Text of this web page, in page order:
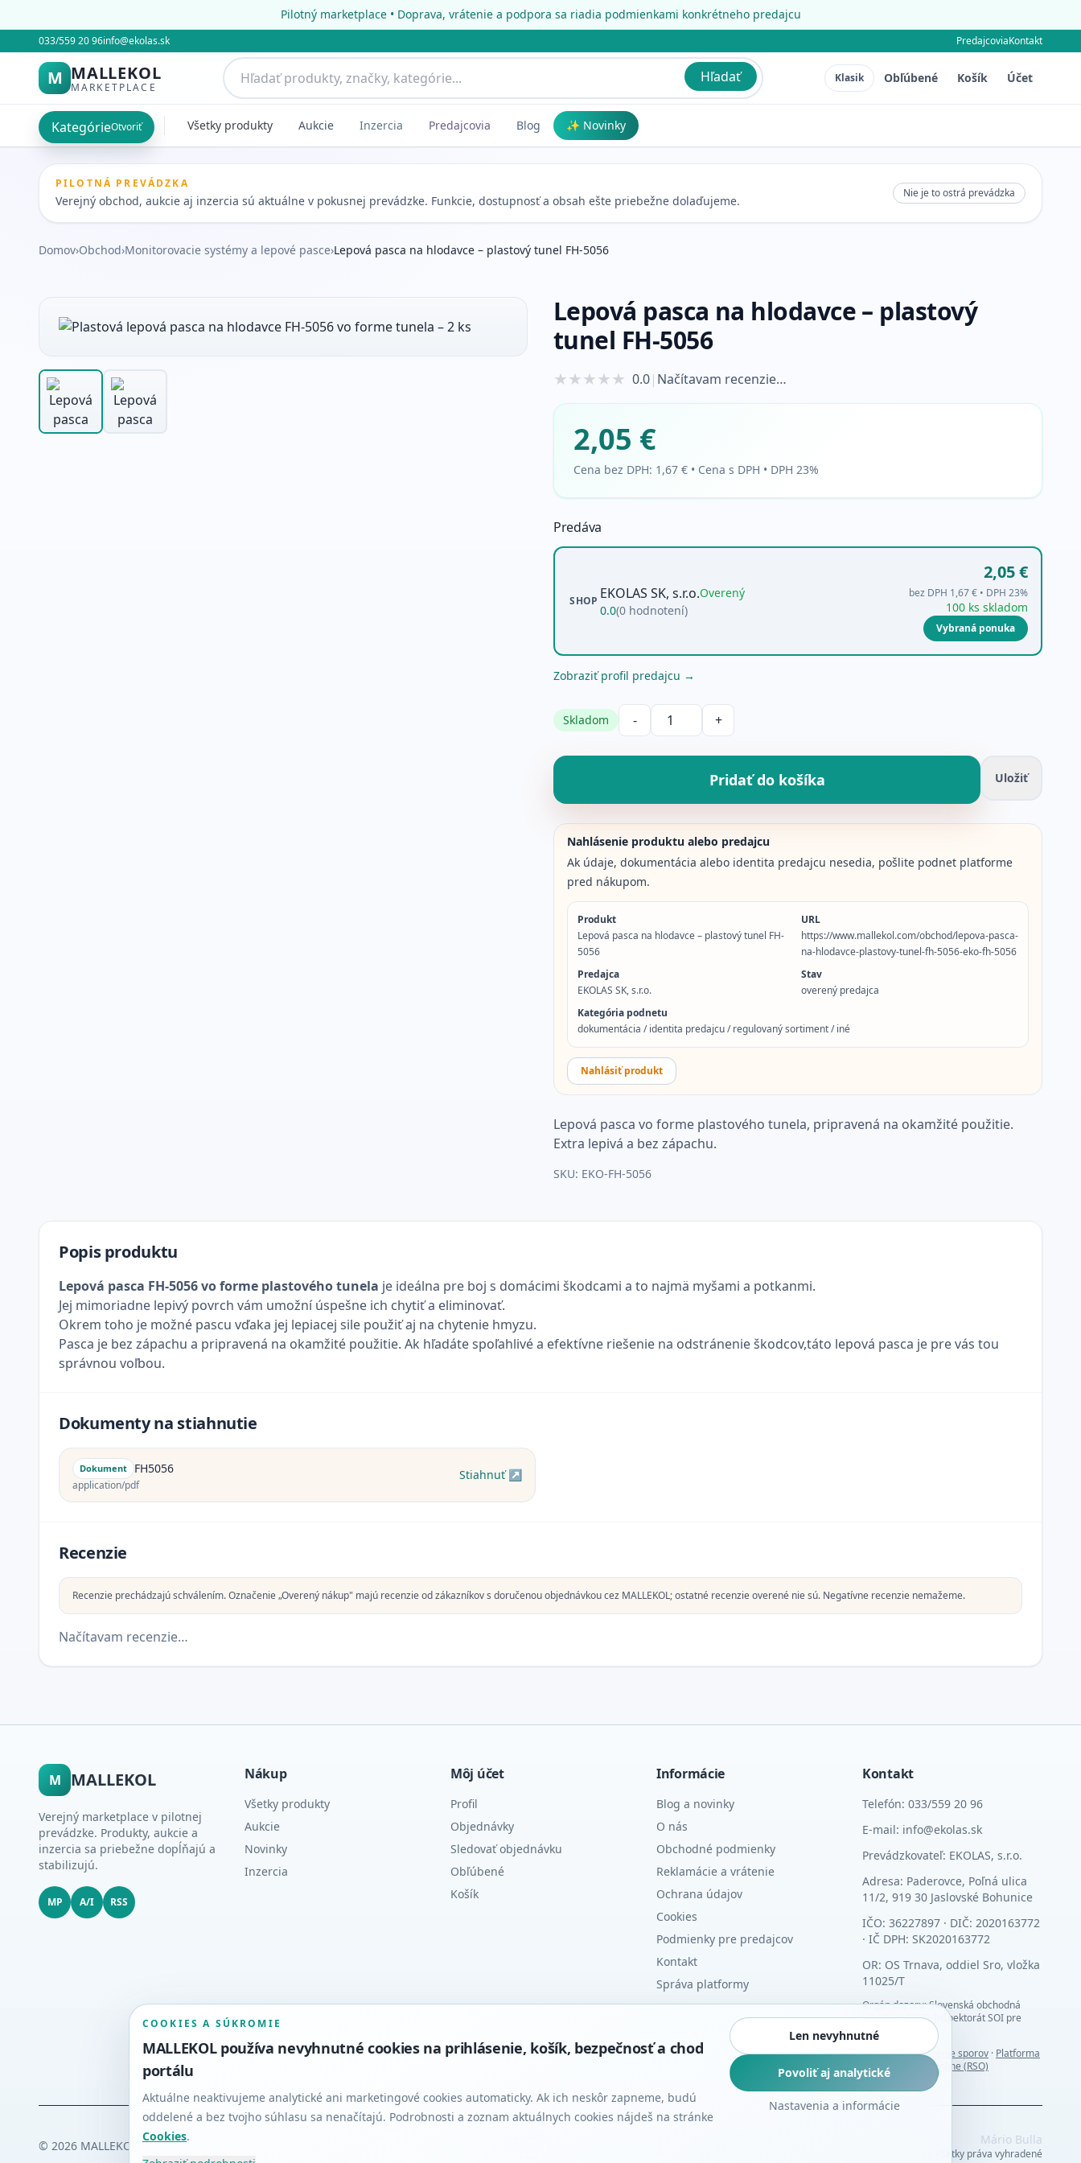
Pilotný marketplace • Doprava, vrátenie a podpora sa riadia podmienkami konkrétneho predajcu
033/559 20 96info@ekolas.sk PredajcoviaKontakt
M MALLEKOL
MARKETPLACE
Hľadať Klasik Obľúbené Košík Účet
KategórieOtvoriť Všetky produkty Aukcie Inzercia Predajcovia Blog ✨ Novinky
PILOTNÁ PREVÁDZKA
Verejný obchod, aukcie aj inzercia sú aktuálne v pokusnej prevádzke. Funkcie, dostupnosť a obsah ešte priebežne dolaďujeme.
Nie je to ostrá prevádzka
Domov›Obchod›Monitorovacie systémy a lepové pasce›Lepová pasca na hlodavce – plastový tunel FH-5056
Lepová pasca na hlodavce – plastový
tunel FH-5056
★★★★★ 0.0| Načítavam recenzie…
2,05 €
Cena bez DPH: 1,67 € • Cena s DPH • DPH 23%
Predáva
SHOP EKOLAS SK, s.r.o.Overený
0.0(0 hodnotení)
2,05 €
bez DPH 1,67 € • DPH 23%
100 ks skladom
Vybraná ponuka
Zobraziť profil predajcu →
Skladom -
Množstvo produktu
+
Pridať do košíka Uložiť
Nahlásenie produktu alebo predajcu
Ak údaje, dokumentácia alebo identita predajcu nesedia, pošlite podnet platforme
pred nákupom.
Produkt
Lepová pasca na hlodavce – plastový tunel FH-
5056
URL
https://www.mallekol.com/obchod/lepova-pasca-
na-hlodavce-plastovy-tunel-fh-5056-eko-fh-5056
Predajca
EKOLAS SK, s.r.o.
Stav
overený predajca
Kategória podnetu
dokumentácia / identita predajcu / regulovaný sortiment / iné
Nahlásiť produkt
Lepová pasca vo forme plastového tunela, pripravená na okamžité použitie.
Extra lepivá a bez zápachu.
SKU: EKO-FH-5056
Popis produktu
Lepová pasca FH-5056 vo forme plastového tunela je ideálna pre boj s domácimi škodcami a to najmä myšami a potkanmi.
Jej mimoriadne lepivý povrch vám umožní úspešne ich chytiť a eliminovať.
Okrem toho je možné pascu vďaka jej lepiacej sile použiť aj na chytenie hmyzu.
Pasca je bez zápachu a pripravená na okamžité použitie. Ak hľadáte spoľahlivé a efektívne riešenie na odstránenie škodcov,táto lepová pasca je pre vás tou
správnou voľbou.
Dokumenty na stiahnutie
Dokument FH5056
application/pdf
Stiahnuť ↗
Recenzie
Recenzie prechádzajú schválením. Označenie „Overený nákup" majú recenzie od zákazníkov s doručenou objednávkou cez MALLEKOL; ostatné recenzie overené nie sú. Negatívne recenzie nemažeme.
Načítavam recenzie…
M MALLEKOL
Verejný marketplace v pilotnej
prevádzke. Produkty, aukcie a
inzercia sa priebežne dopĺňajú a
stabilizujú.
MP A/I RSS
Nákup
Všetky produkty
Aukcie
Novinky
Inzercia
Môj účet
Profil
Objednávky
Sledovať objednávku
Obľúbené
Košík
Informácie
Blog a novinky
O nás
Obchodné podmienky
Reklamácie a vrátenie
Ochrana údajov
Cookies
Podmienky pre predajcov
Kontakt
Správa platformy
Kontakt
Telefón: 033/559 20 96
E-mail: info@ekolas.sk
Prevádzkovateľ: EKOLAS, s.r.o.
Adresa: Paderovce, Poľná ulica
11/2, 919 30 Jaslovské Bohunice
IČO: 36227897 · DIČ: 2020163772
· IČ DPH: SK2020163772
OR: OS Trnava, oddiel Sro, vložka
11025/T
Orgán dozoru: Slovenská obchodná
inšpekcia (SOI), Inšpektorát SOI pre
Trnavský kraj
Alternatívne riešenie sporov · Platforma
riešenia sporov online (RSO)
© 2026 MALLEKOL Marketplace | Prevádzkuje EKOLAS, s.r.o. Mário Bulla
Návrh a architektúra systému • Vývoj a programovanie • Všetky práva vyhradené
COOKIES A SÚKROMIE
MALLEKOL používa nevyhnutné cookies na prihlásenie, košík, bezpečnosť a chod
portálu
Aktuálne neaktivujeme analytické ani marketingové cookies automaticky. Ak ich neskôr zapneme, budú
oddelené a bez tvojho súhlasu sa nenačítajú. Podrobnosti a zoznam aktuálnych cookies nájdeš na stránke
Cookies.
Len nevyhnutné
Povoliť aj analytické
Nastavenia a informácie